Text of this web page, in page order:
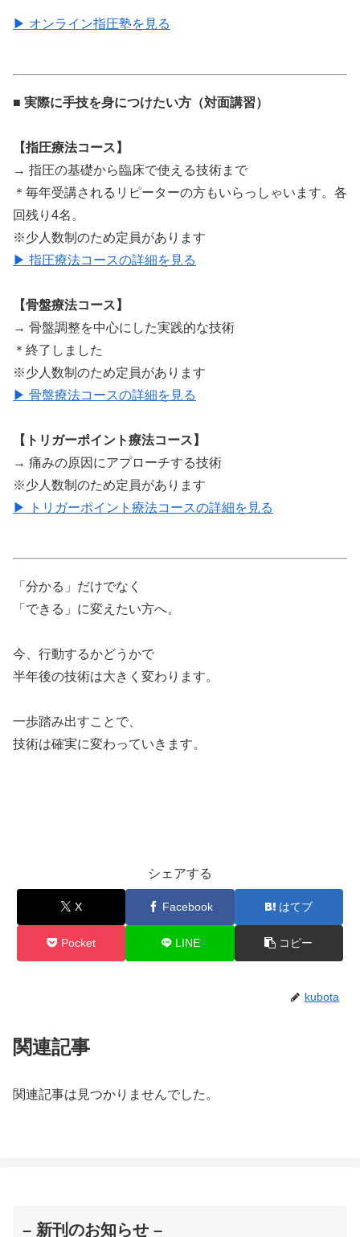
▶ オンライン指圧塾を見る
■ 実際に手技を身につけたい方（対面講習）
【指圧療法コース】
→ 指圧の基礎から臨床で使える技術まで
＊毎年受講されるリピーターの方もいらっしゃいます。各
回残り4名。
※少人数制のため定員があります
▶ 指圧療法コースの詳細を見る
【骨盤療法コース】
→ 骨盤調整を中心にした実践的な技術
＊終了しました
※少人数制のため定員があります
▶ 骨盤療法コースの詳細を見る
【トリガーポイント療法コース】
→ 痛みの原因にアプローチする技術
※少人数制のため定員があります
▶ トリガーポイント療法コースの詳細を見る
「分かる」だけでなく
「できる」に変えたい方へ。
今、行動するかどうかで
半年後の技術は大きく変わります。
一歩踏み出すことで、
技術は確実に変わっていきます。
シェアする
X Facebook はてブ
Pocket LINE コピー
kubota
関連記事
関連記事は見つかりませんでした。
– 新刊のお知らせ –